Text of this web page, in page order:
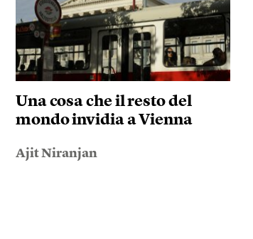
Una cosa che il resto del
mondo invidia a Vienna
Ajit Niranjan